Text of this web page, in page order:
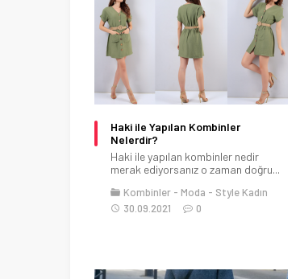
Haki ile Yapılan Kombinler
Nelerdir?
Haki ile yapılan kombinler nedir
merak ediyorsanız o zaman doğru...
Kombinler Moda
Style Kadın
30.09.2021
0